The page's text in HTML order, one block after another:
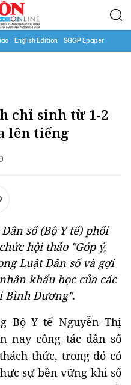
English Edition SGGP Epaper
chỉ sinh từ 1-2
lên tiếng
số (Bộ Y tế) phối
hội thảo "Góp ý,
Luật Dân số và gợi
khẩu học của các
Bình Dương".
Bộ Y tế Nguyễn Thị
nay công tác dân số
thức, trong đó có
sự bền vững khi số